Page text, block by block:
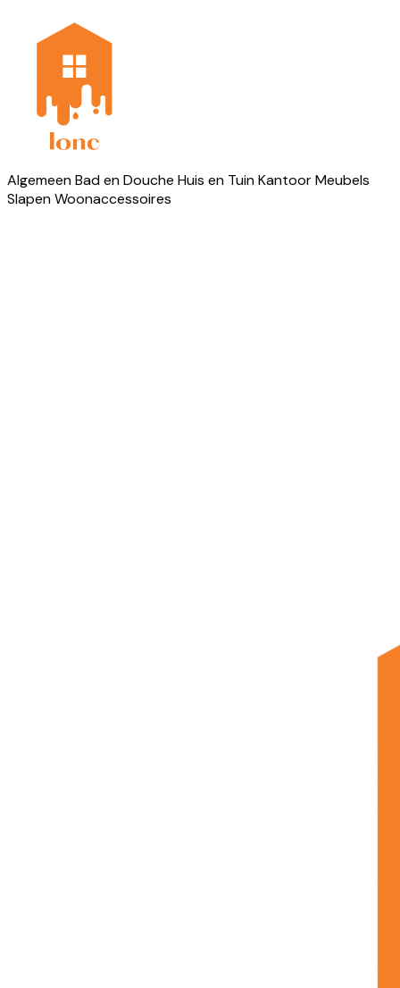
AlgemeenBad en Douche Huis en TuinKantoorMeubels
SlapenWoonaccessoires